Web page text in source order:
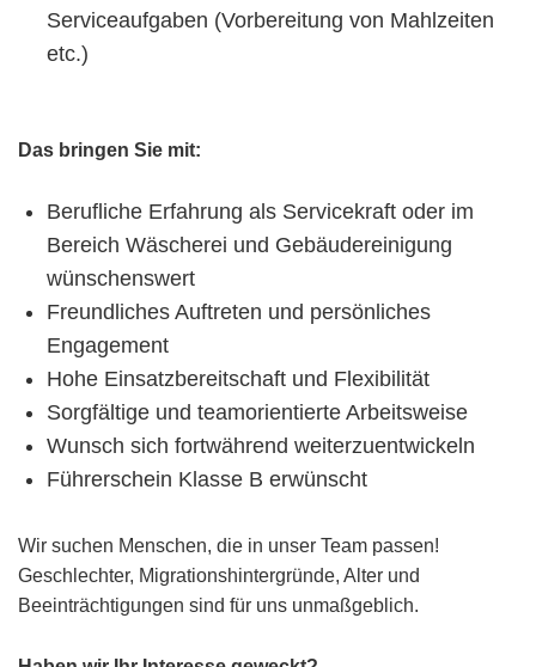
Serviceaufgaben (Vorbereitung von Mahlzeiten
etc.)
Das bringen Sie mit:
Berufliche Erfahrung als Servicekraft oder im
Bereich Wäscherei und Gebäudereinigung
wünschenswert
Freundliches Auftreten und persönliches
Engagement
Hohe Einsatzbereitschaft und Flexibilität
Sorgfältige und teamorientierte Arbeitsweise
Wunsch sich fortwährend weiterzuentwickeln
Führerschein Klasse B erwünscht
Wir suchen Menschen, die in unser Team passen!
Geschlechter, Migrationshintergründe, Alter und
Beeinträchtigungen sind für uns unmaßgeblich.